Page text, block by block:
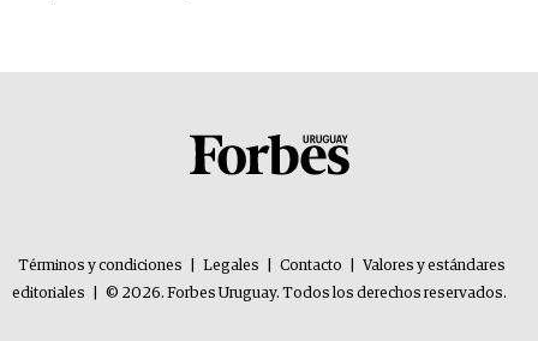
Términos y condiciones Legales Contacto
Valores y estándares
editoriales
© 2026. Forbes Uruguay. Todos los derechos reservados.